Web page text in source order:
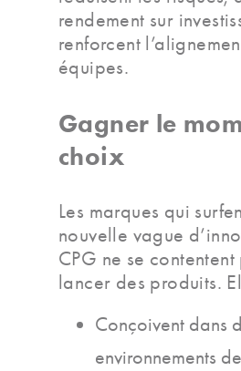
rendement sur
renforcent
équipes.
Gagner le
choix
Les marques qui
nouvelle vague
CPG ne se
lancer des produits.
Conçoivent dans
environnements